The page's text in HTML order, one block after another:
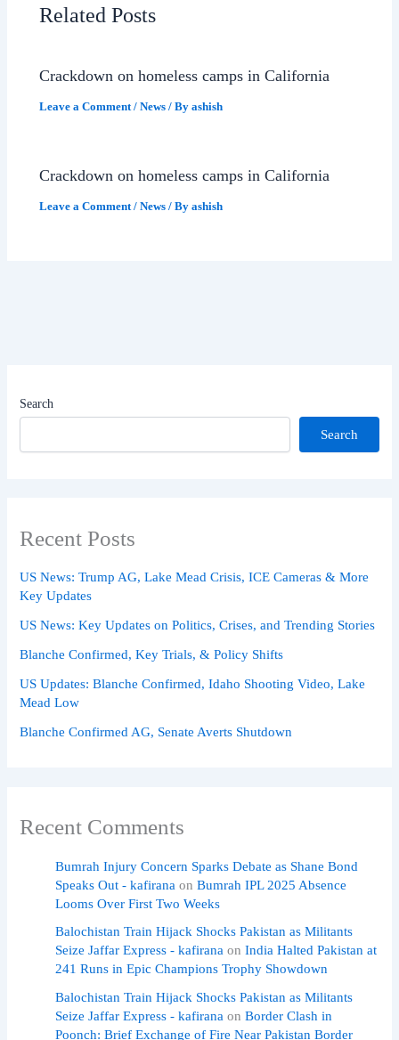
Related Posts
Crackdown on homeless camps in California
Leave a Comment /News / Byashish
Crackdown on homeless camps in California
Leave a Comment /News / Byashish
Search
Search
Recent Posts
US News: Trump AG, Lake Mead Crisis, ICE Cameras & More
Key Updates
US News: Key Updates on Politics, Crises, and Trending Stories
Blanche Confirmed, Key Trials, & Policy Shifts
US Updates: Blanche Confirmed, Idaho Shooting Video, Lake
Mead Low
Blanche Confirmed AG, Senate Averts Shutdown
Recent Comments
Bumrah Injury Concern Sparks Debate as Shane Bond
Speaks Out - kafirana onBumrah IPL 2025 Absence
Looms Over First Two Weeks
Balochistan Train Hijack Shocks Pakistan as Militants
Seize Jaffar Express - kafirana onIndia Halted Pakistan at
241 Runs in Epic Champions Trophy Showdown
Balochistan Train Hijack Shocks Pakistan as Militants
Seize Jaffar Express - kafirana onBorder Clash in
Poonch: Brief Exchange of Fire Near Pakistan Border